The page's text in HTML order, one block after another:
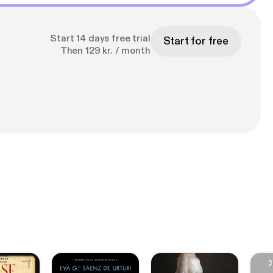
Start 14 days free trial
Then 129 kr. / month
Start for free